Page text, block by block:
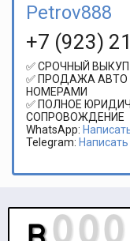
Petrov888
+7 (923)
✅ СРОЧНЫЙ
✅ ПРОДАЖА
НОМЕРАМИ
✅ ПОЛНОЕ
СОПРОВОЖДЕНИЕ
WhatsApp:
Telegram: Написать